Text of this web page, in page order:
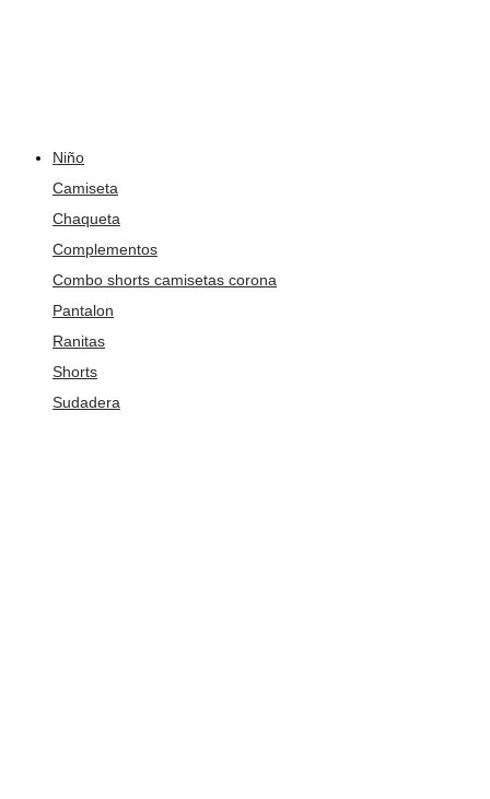
Niño
Camiseta
Chaqueta
Complementos
Combo shorts camisetas corona
Pantalon
Ranitas
Shorts
Sudadera